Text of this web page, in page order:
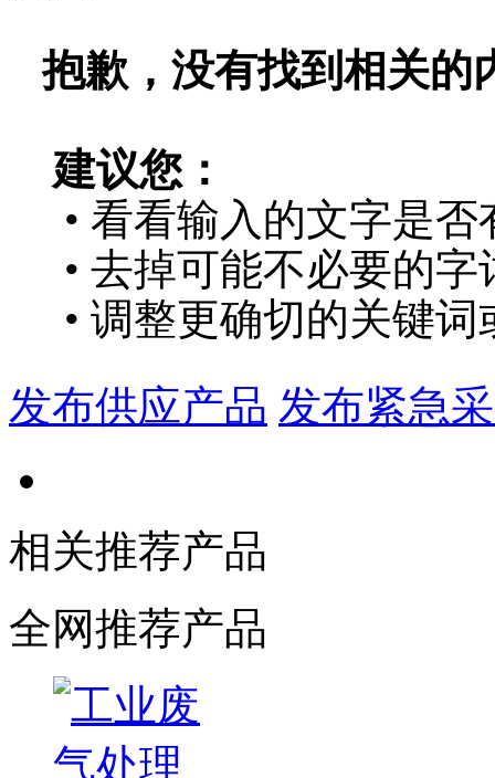
抱歉，没有找到相关的
建议您：
• 看看输入的文字是否
• 去掉可能不必要的字
• 调整更确切的关键
发布供应产品 发布紧急
相关推荐产品
全网推荐产品